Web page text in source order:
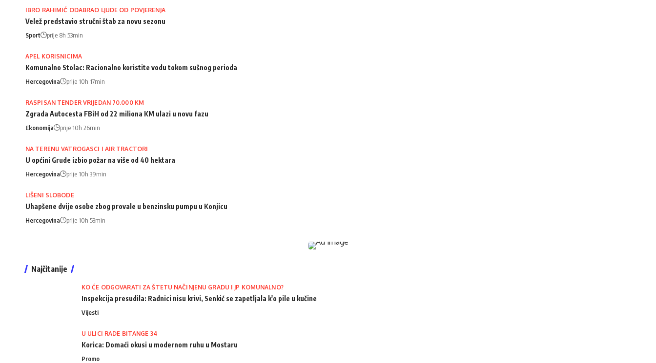
IBRO RAHIMIĆ ODABRAO LJUDE OD POVJERENJA
Velež predstavio stručni štab za novu sezonu
Sport prije 8h 53min
APEL KORISNICIMA
Komunalno Stolac: Racionalno koristite vodu tokom sušnog perioda
Hercegovina prije 10h 17min
RASPISAN TENDER VRIJEDAN 70.000 KM
Zgrada Autocesta FBiH od 22 miliona KM ulazi u novu fazu
Ekonomija prije 10h 26min
NA TERENU VATROGASCI I AIR TRACTORI
U općini Grude izbio požar na više od 40 hektara
Hercegovina prije 10h 39min
LIŠENI SLOBODE
Uhapšene dvije osobe zbog provale u benzinsku pumpu u Konjicu
Hercegovina prije 10h 53min
Najčitanije
KO ĆE ODGOVARATI ZA ŠTETU NAČINJENU GRADU I JP KOMUNALNO?
Inspekcija presudila: Radnici nisu krivi, Senkić se zapetljala k'o pile u kučine
Vijesti
U ULICI RADE BITANGE 34
Korica: Domaći okusi u modernom ruhu u Mostaru
Promo